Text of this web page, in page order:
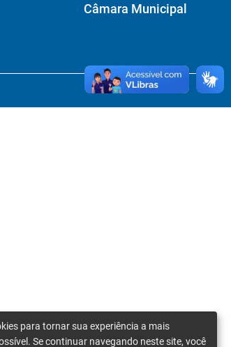
Câmara Municipal
para tornar sua experiência a mais
Se continuar navegando neste site, você